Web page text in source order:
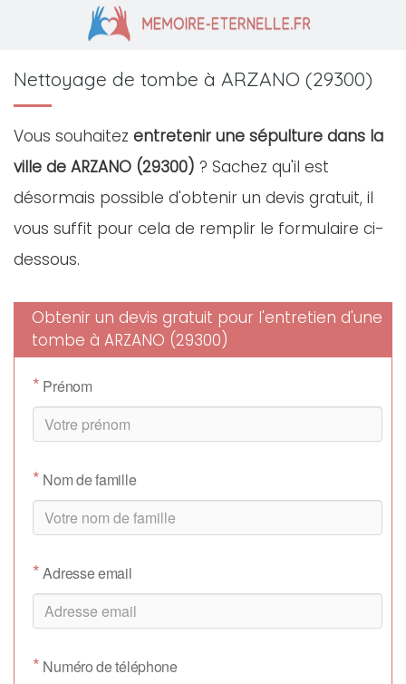
Nettoyage de tombe à ARZANO (29300)
Vous souhaitez entretenir une sépulture dans la
ville de ARZANO (29300) ? Sachez qu'il est
désormais possible d'obtenir un devis gratuit, il
vous suffit pour cela de remplir le formulaire ci-
dessous.
Obtenir un devis gratuit pour l'entretien d'une
tombe à ARZANO (29300)
* Prénom
* Nom de famille
*Adresse email
* Numéro de téléphone